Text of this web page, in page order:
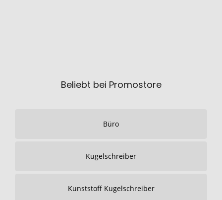
Beliebt bei Promostore
Büro
Kugelschreiber
Kunststoff Kugelschreiber